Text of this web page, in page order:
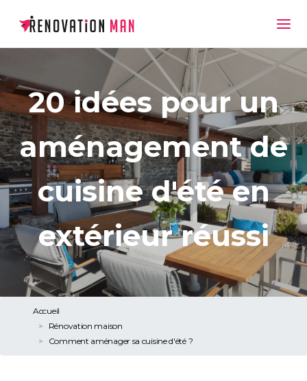
20 idées pour un
aménagement de
cuisine d'été en
extérieur réussi
Accueil
Rénovation maison
Comment aménager sa cuisine d'été ?